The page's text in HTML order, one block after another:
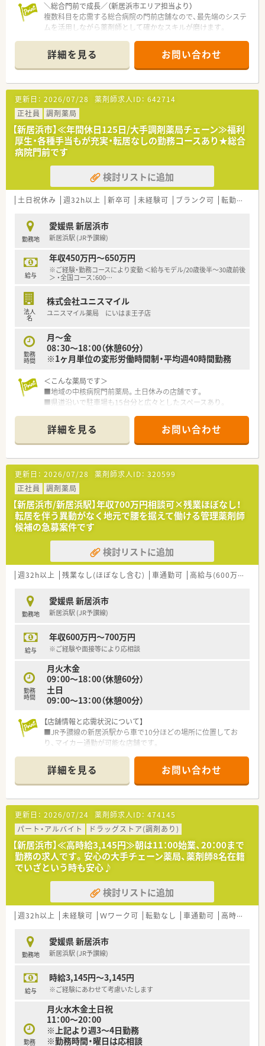
＼総合門前で成長／（新居浜市エリア担当より）
複数科目を応需する総合病院の門前店舗なので、最先端のシステ
ムを活用しながら薬剤師として確かなスキルが磨けます。
【店舗情報と応需状況について】
■新居浜駅から車で10分ほどの場所に位置しており、複数科目
の処方箋を1日に約40枚応需している調剤薬局です。
■総合病院の門前薬局として多様な症例に触れられるため、幅広
い知識を日々吸収しながら成長できる環境です。
■最先端の電子薬歴システムをいち早く導入しており、業務効率
化と質の高い患者様対応を両立させています。
【想定されるキャリアイメージ】
■個人の習得レベルに合わせた丁寧な導入研修が用意されてい
るため、経験が浅い状態からでもプロへ成長できます。
■現場の店舗業務を極めるだけでなく、管理薬剤師や本部の専門
スタッフなど多彩なキャリアの道が広がっています。
■頑張りを正当に評価する豊富な専門職手当が設けられており、
実力を高めながら理想の将来像を描くことが可能です。
【想定されるモデル年収】
■想定年収は450万円から650万円となっており、選択される勤
務コースやこれまでのご経験により変動します。
■自宅通勤コースでも最高500万円を目指すことができ、全国転
勤コースであれば最高650万円が想定されます。
■昇給は年に1回あり賞与も年に2回しっかりと支給されるた
め、日頃の頑張りが目見える形で収入に還元されます。
詳細を見る お問い合わせ
更新日： 2026/07/28 薬剤師求人ID： 642714
正社員
調剤薬局
【新居浜市】≪年間休日125日/大手調剤薬局チェーン≫福利
厚生・各種手当もが充実・転居なしの勤務コースあり★総合
病院門前です
検討リストに追加
土日祝休み 週32h以上 新卒可 未経験可 ブランク可 転勤なし
勤務地
愛媛県 新居浜市
新居浜駅 (JR予讃線)
給与
年収450万円～650万円
※ご経験・勤務コースにより変動 ＜給与モデル/20歳後半～30歳前後
＞ ・全国コース：600…
法人
名
株式会社ユニスマイル
ユニスマイル薬局 にいはま王子店
勤務
時間
月～金
08：30～18：00（休憩60分）
※1ヶ月単位の変形労働時間制・平均週40時間勤務
＜こんな薬局です＞
■地域の中核病院門前薬局。土日休みの店舗です。
■県道沿いで駐車場も15台分と広々としたスペースあり。
す。
■従業員10名前後が在籍している大型店舗です。
＜業務内容＞
■調剤・投薬・監査等、外来処方箋対応を主にお願いいたします。
■単科に偏らず幅広い科目の処方箋を取り扱います。
■処方箋枚数は140枚/日。
■電子薬歴・分包機（円盤）導入されています。
■投薬口は3か所。患者様に合わせて立ち投薬・座り投薬どちら
も対応できるようになっています。
■在宅対応も行っています。これまでのご経験やご入社後の状
況によってご担当頂く場合もございます。
＜法人特徴＞
■株式会社ファーコスと株式会社ミックが合併して新たに設立
■設立は2022年4月、スズケングループにおける全国規模の調剤
薬局チェーンとなります。
■2社が培ってきたノウハウと企業の良さを融合し、より安定し
■コーポレートメッセージは「あなたに今、わたしができるこ
と」
入し、調剤過誤防止に向けた取り組みにも積極的です。
<こんな方にもおススメ>
■福利厚生の手厚い先をお探しの方
■総合病院門前でスキルアップをお考えの方
などお気軽にお問い合わせくださいませ！
詳細を見る お問い合わせ
更新日： 2026/07/28 薬剤師求人ID： 320599
正社員
調剤薬局
【新居浜市/新居浜駅】年収700万円相談可×残業ほぼなし！
転居を伴う異動がなく地元で腰を据えて働ける管理薬剤師
候補の急募案件です
検討リストに追加
週32h以上 残業なし(ほぼなし含む) 車通勤可 高給与(600万円以上)
勤務地
愛媛県 新居浜市
新居浜駅 (JR予讃線)
給与
年収600万円～700万円
※ご経験や面接等により応相談
勤務
時間
月火木金
09：00～18：00（休憩60分）
土日
09：00～13：00（休憩00分）
【店舗情報と応需状況について】
■JR予讃線の新居浜駅から車で10分ほどの場所に位置してお
り、マイカー通勤が可能な店舗です。
おり、地域医療に深く貢献しています。
■1日あたりの処方箋枚数は40枚程度であり、常勤薬剤師1名と
事務2名の体制で対応しています。
【募集背景と求める人物像について】
■欠員補充のため、即戦力として現場に入っていただける経験豊
富な薬剤師の方を急募しています。
■将来的に管理薬剤師として店舗運営をお任せできるような、責
任感と意欲のある方を求めています。
■一人薬剤師の時間帯に対応できるスキルを持ち、自身のペース
で業務を進めたい方に適しています。
【法人特徴について】
■新居浜市内にて2店舗を展開している地元密着型の企業であ
り、地域住民からの信頼も厚いです。
据えて長く働き続けることができます。
■社長自身も薬剤師資格を保有して現場に立っており、現場への
理解が深く風通しの良い社風です。
詳細を見る お問い合わせ
更新日： 2026/07/24 薬剤師求人ID： 474145
パート・アルバイト
ドラッグストア(調剤あり)
【新居浜市】≪高時給3,145円≫朝は11：00始業、20：00まで
勤務の求人です。安心の大手チェーン薬局、薬剤師8名在籍
でいざという時も安心♪
検討リストに追加
週32h以上 未経験可 Ｗワーク可 転勤なし 車通勤可 高時給(2,500円以上)
勤務地
愛媛県 新居浜市
新居浜駅 (JR予讃線)
給与
時給3,145円～3,145円
※ご経験にあわせて考慮いたします
勤務
月火水木金土日祝
11：00～20：00
※上記より週3～4日勤務
※勤務時間・曜日は応相談